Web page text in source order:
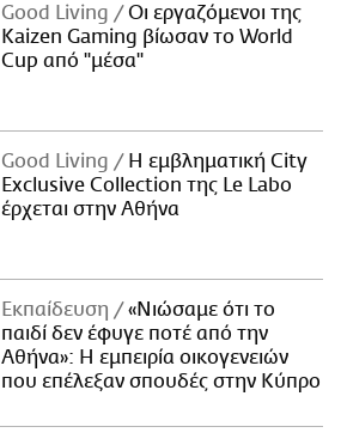
Good Living
Οι εργαζόμενοι της
Kaizen Gaming βίωσαν το World
Cup από "μέσα"
Good Living
Η εμβληματική City
Exclusive Collection της Le Labo
έρχεται στην Αθήνα
Εκπαίδευση
«Νιώσαμε ότι το
παιδί δεν έφυγε ποτέ από την
Αθήνα»: Η εμπειρία οικογενειών
που επέλεξαν σπουδές στην Κύπρο